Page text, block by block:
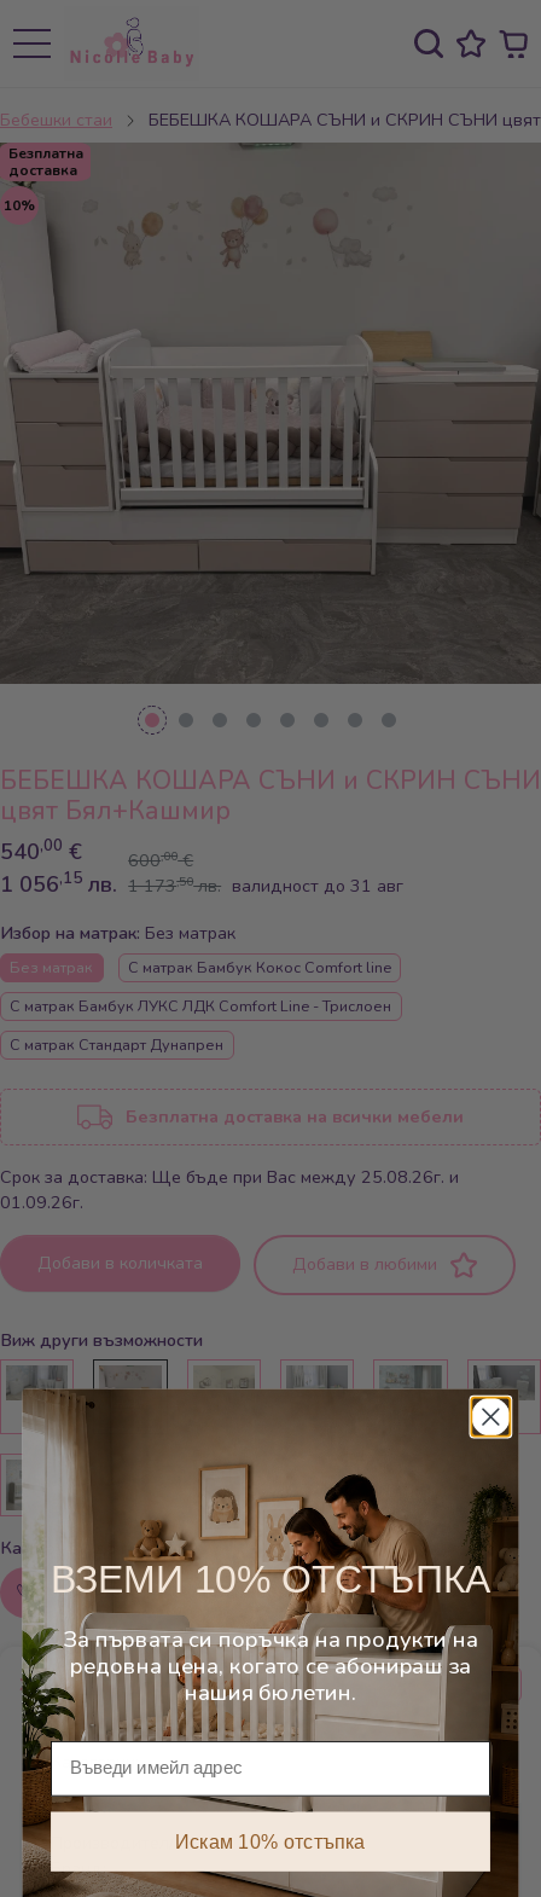
Бебешки стаи БЕБЕШКА КОШАРА СЪНИ и СКРИН СЪНИ цвят
Безплатна
доставка
10%
БЕБЕШКА КОШАРА СЪНИ и СКРИН СЪНИ
цвят Бял+Кашмир
540,00 €
1 056,15 лв.
600,00 €
1 173,50лв. валидност до 31 авг
Избор на матрак: Без матрак
Без матрак
С матрак Бамбук Кокос Comfort line
С матрак Бамбук ЛУКС ЛДК Comfort Line - Трислоен
С матрак Стандарт Дунапрен
Безплатна доставка на всички мебели
Срок за доставка: Ще бъде при Вас между 25.08.26г. и
01.09.26г.
Добави в количката Добави в любими
Виж други възможности
Как можем да помогнем?
Обадете ни се: 0879800041
Характеристики
Категории Бебешки стаи
Бранд
Дейзи Нов
ВЗЕМИ 10% ОТСТЪПКА
За първата си поръчка на продукти на
редовна цена, когато се абонираш за
нашия бюлетин.
Имейл
Искам 10% отстъпка